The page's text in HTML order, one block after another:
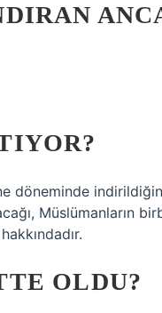
döneminde
Müslümanların
OLDU?